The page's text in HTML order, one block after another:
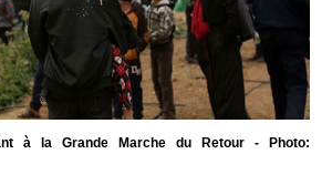
à la Grande Marche du Retour - Photo: